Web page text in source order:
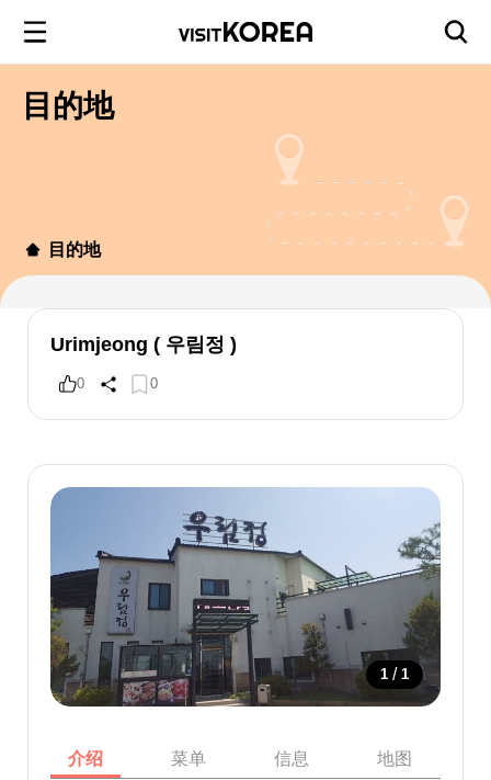
目的地
目的地
Urimjeong ( 우림정 )
0 0
1 / 1
介绍 菜单 信息 地图